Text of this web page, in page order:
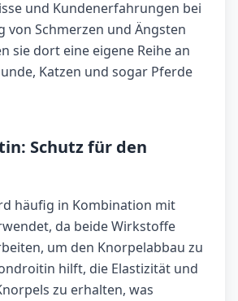
und Kundenerfahrungen bei
von Schmerzen und Ängsten
sie dort eine eigene Reihe an
Katzen und sogar Pferde
Schutz für den
häufig in Kombination mit
da beide Wirkstoffe
um den Knorpelabbau zu
hilft, die Elastizität und
zu erhalten, was